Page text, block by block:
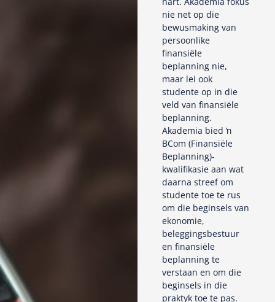
nie net op die
bewusmaking van
persoonlike
finansiële
beplanning nie,
maar lei ook
studente op in die
veld van finansiële
beplanning.
Akademia bied ŉ
BCom (Finansiële
Beplanning)-
kwalifikasie aan wat
daarna streef om
studente toe te rus
om die beginsels van
ekonomie,
beleggingsbestuur
en finansiële
beplanning te
verstaan en om die
beginsels in die
praktyk toe te pas.